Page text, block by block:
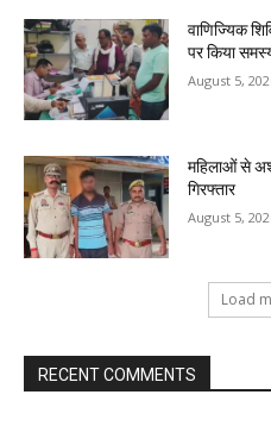
वाणिज्यिक
पर किया
August 5,
महिलाओं से
गिरफ्तार
August 5,
Load
RECENT COMMENTS